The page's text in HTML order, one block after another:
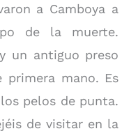
a Camboya a
de la muerte.
un antiguo preso
mano. Es
pelos de punta.
de visitar en la